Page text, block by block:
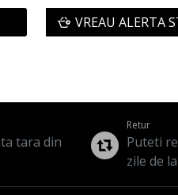
VREAU ALERTA
tara din
Retur
Puteti
zile de